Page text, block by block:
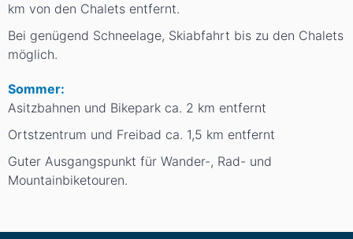
km von den Chalets entfernt.
Bei genügend Schneelage, Skiabfahrt bis zu den Chalets
möglich.
Sommer:
Asitzbahnen und Bikepark ca. 2 km entfernt
Ortstzentrum und Freibad ca. 1,5 km entfernt
Guter Ausgangspunkt für Wander-, Rad- und
Mountainbiketouren.